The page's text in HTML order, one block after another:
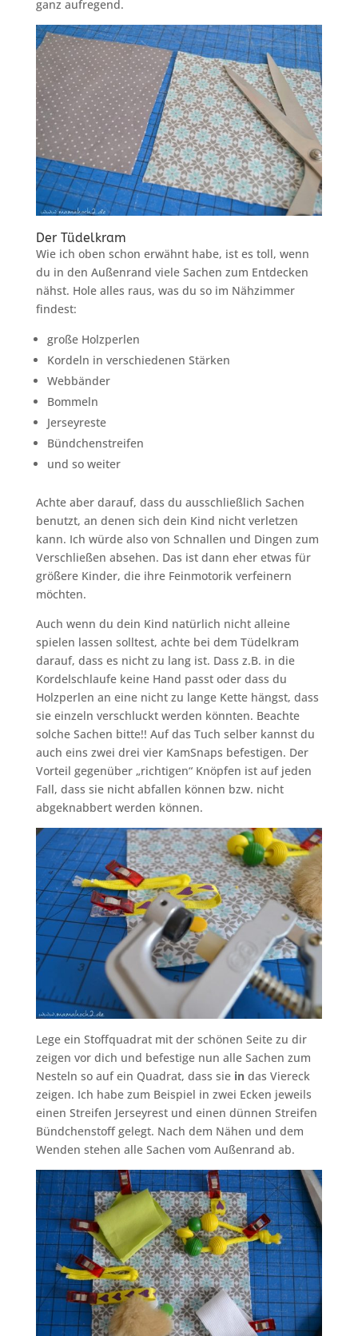
ganz aufregend.
Der Tüdelkram
Wie ich oben schon erwähnt habe, ist es toll, wenn
du in den Außenrand viele Sachen zum Entdecken
nähst. Hole alles raus, was du so im Nähzimmer
findest:
große Holzperlen
Kordeln in verschiedenen Stärken
Webbänder
Bommeln
Jerseyreste
Bündchenstreifen
und so weiter
Achte aber darauf, dass du ausschließlich Sachen
benutzt, an denen sich dein Kind nicht verletzen
kann. Ich würde also von Schnallen und Dingen zum
Verschließen absehen. Das ist dann eher etwas für
größere Kinder, die ihre Feinmotorik verfeinern
möchten.
Auch wenn du dein Kind natürlich nicht alleine
spielen lassen solltest, achte bei dem Tüdelkram
darauf, dass es nicht zu lang ist. Dass z.B. in die
Kordelschlaufe keine Hand passt oder dass du
Holzperlen an eine nicht zu lange Kette hängst, dass
sie einzeln verschluckt werden könnten. Beachte
solche Sachen bitte!! Auf das Tuch selber kannst du
auch eins zwei drei vier KamSnaps befestigen. Der
Vorteil gegenüber „richtigen“ Knöpfen ist auf jeden
Fall, dass sie nicht abfallen können bzw. nicht
abgeknabbert werden können.
Lege ein Stoffquadrat mit der schönen Seite zu dir
zeigen vor dich und befestige nun alle Sachen zum
Nesteln so auf ein Quadrat, dass sie indas Viereck
zeigen. Ich habe zum Beispiel in zwei Ecken jeweils
einen Streifen Jerseyrest und einen dünnen Streifen
Bündchenstoff gelegt. Nach dem Nähen und dem
Wenden stehen alle Sachen vom Außenrand ab.